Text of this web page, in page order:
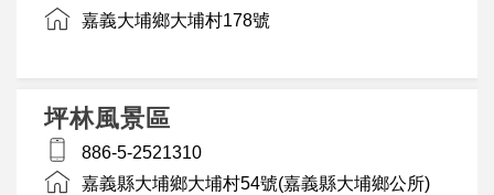
嘉義大埔鄉大埔村178號
坪林風景區
886-5-2521310
嘉義縣大埔鄉大埔村54號(嘉義縣大埔鄉公所)